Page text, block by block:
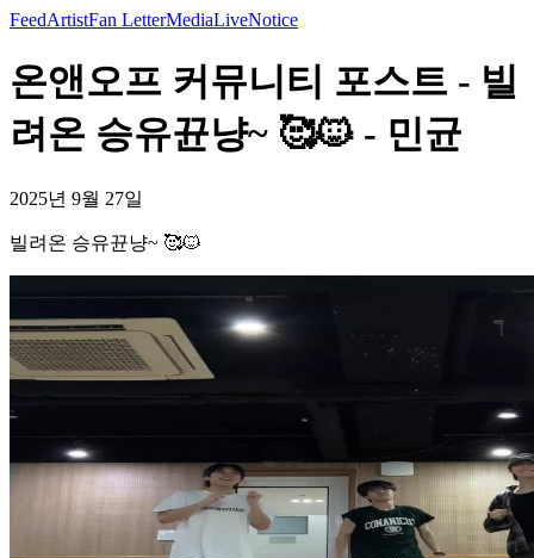
FeedArtistFan LetterMediaLiveNotice
온앤오프 커뮤니티 포스트 - 빌
려온 승유뀬냥~ 🥰🐱 - 민균
2025년 9월 27일
빌려온 승유뀬냥~ 🥰🐱